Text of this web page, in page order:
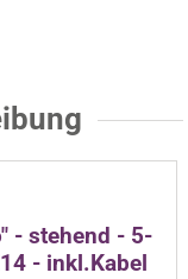
- stehend - 5-
- inkl.Kabel